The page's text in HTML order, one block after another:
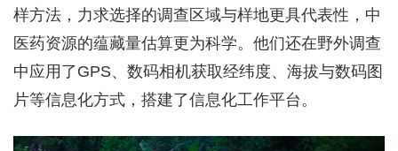
样方法，力求选择的调查区域与样地更具代表性，中
医药资源的蕴藏量估算更为科学。他们还在野外调查
中应用了GPS、数码相机获取经纬度、海拔与数码图
片等信息化方式，搭建了信息化工作平台。